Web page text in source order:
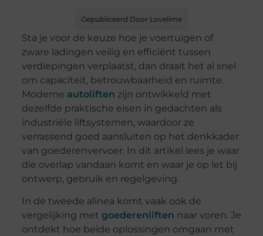
Gepubliceerd Door Lovelime
Sta je voor de keuze hoe je voertuigen of
zware ladingen veilig en efficiënt tussen
verdiepingen verplaatst, dan draait het al snel
om capaciteit, betrouwbaarheid en ruimte.
Moderne autoliften zijn ontwikkeld met
dezelfde praktische eisen in gedachten als
industriële liftsystemen, waardoor ze
verrassend goed aansluiten op het denkkader
van goederenvervoer. In dit artikel lees je waar
die overlap vandaan komt en waar je op let bij
ontwerp, gebruik en regelgeving.
In de tweede alinea komt vaak ook de
vergelijking met goederenliften naar voren. Je
ontdekt hoe beide oplossingen omgaan met